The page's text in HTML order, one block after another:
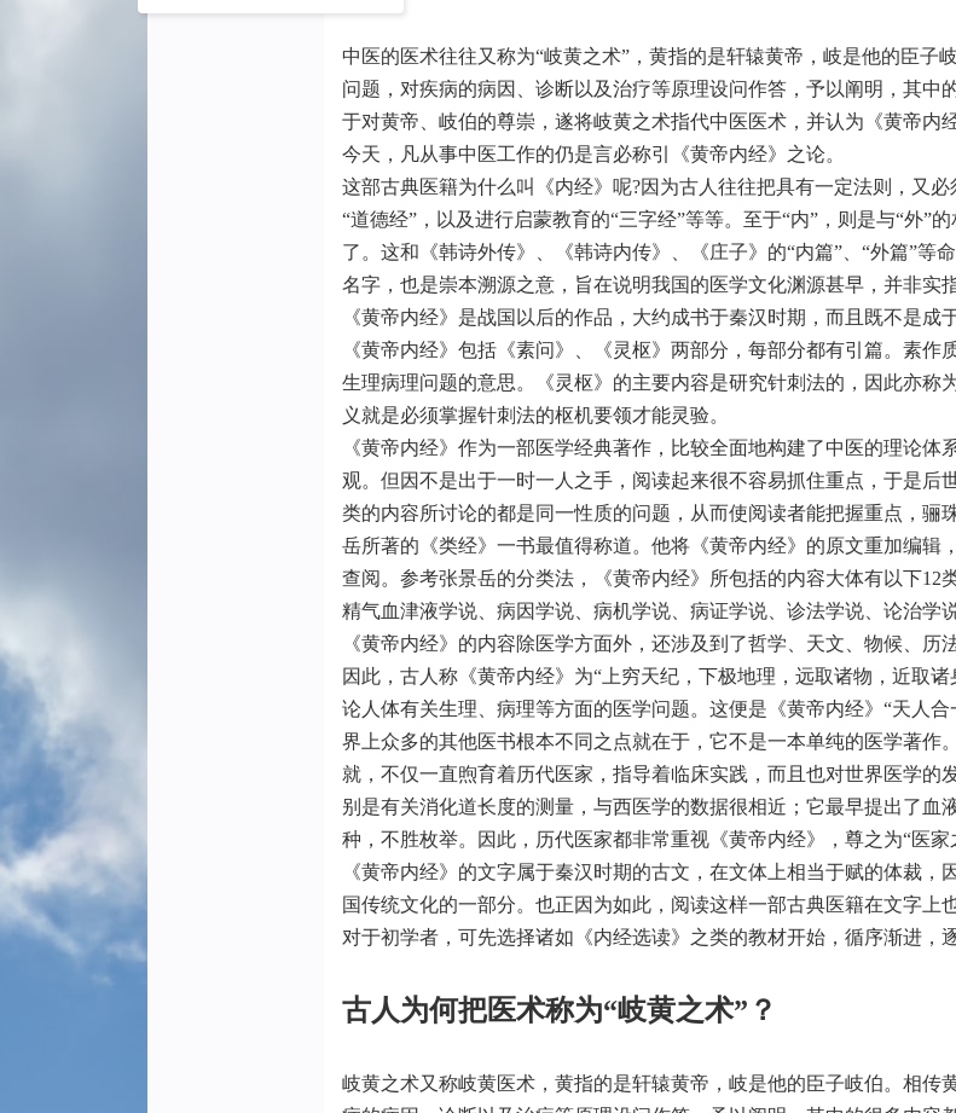
中医的医术往往又称为“岐黄之术”，黄指的是轩辕黄帝，岐是他的臣
问题，对疾病的病因、诊断以及治疗等原理设问作答，予以阐明，其
于对黄帝、岐伯的尊崇，遂将岐黄之术指代中医医术，并认为《黄帝
今天，凡从事中医工作的仍是言必称引《黄帝内经》之论。
这部古典医籍为什么叫《内经》呢?因为古人往往把具有一定法则，又
“道德经”，以及进行启蒙教育的“三字经”等等。至于“内”，则是与“外”
了。这和《韩诗外传》、《韩诗内传》、《庄子》的“内篇”、“外篇”
名字，也是崇本溯源之意，旨在说明我国的医学文化渊源甚早，并非实
《黄帝内经》是战国以后的作品，大约成书于秦汉时期，而且既不是成
《黄帝内经》包括《素问》、《灵枢》两部分，每部分都有引篇。素
生理病理问题的意思。《灵枢》的主要内容是研究针刺法的，因此亦称
义就是必须掌握针刺法的枢机要领才能灵验。
《黄帝内经》作为一部医学经典著作，比较全面地构建了中医的理论
观。但因不是出于一时一人之手，阅读起来很不容易抓住重点，于是
类的内容所讨论的都是同一性质的问题，从而使阅读者能把握重点，骊
岳所著的《类经》一书最值得称道。他将《黄帝内经》的原文重加编辑
查阅。参考张景岳的分类法，《黄帝内经》所包括的内容大体有以下12
精气血津液学说、病因学说、病机学说、病证学说、诊法学说、论治学
《黄帝内经》的内容除医学方面外，还涉及到了哲学、天文、物候、历
因此，古人称《黄帝内经》为“上穷天纪，下极地理，远取诸物，近取
论人体有关生理、病理等方面的医学问题。这便是《黄帝内经》“天人
界上众多的其他医书根本不同之点就在于，它不是一本单纯的医学著
就，不仅一直煦育着历代医家，指导着临床实践，而且也对世界医学
别是有关消化道长度的测量，与西医学的数据很相近；它最早提出了
种，不胜枚举。因此，历代医家都非常重视《黄帝内经》，尊之为“医家
《黄帝内经》的文字属于秦汉时期的古文，在文体上相当于赋的体裁
国传统文化的一部分。也正因为如此，阅读这样一部古典医籍在文字上
对于初学者，可先选择诸如《内经选读》之类的教材开始，循序渐进，
古人为何把医术称为“岐黄之术”？
岐黄之术又称岐黄医术，黄指的是轩辕黄帝，岐是他的臣子岐伯。相